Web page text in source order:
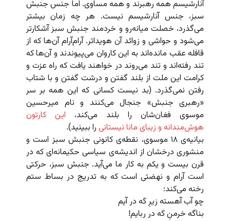
آنارشیسم همه رهبرند و همه مساوی. اما جنس جنبش
سبز، جنس آنارشیسم نیست. هر چه زمان بیشتر
می‌گذرد، خصلت میانه‌رو و خردمند جنبش سبز آشکارتر
می‌شود و حواشی و زوائد آن هویداتر. آرام‌آرام آن‌ها که از
قافله عقب مانده‌اند به این کاروان می‌پیوندند و آن‌ها که
تند رفته‌اند و تند می‌روند در خواهند یافت که راه عزت و
کرامت این ملت از بلند گفتن و درشت گفتن و با شتاب
رفتن نمی‌گذرد. (بد نیست کسانی که این همه بر سر
«رهبری جنبش» جنجال می‌کنند و نام میرحسین
موسوی فغان‌شان را بلند می‌کند، این کارتون
هوش‌مندانه و زیبای مانا نیستانی را ببینید).
بیانیه‌ی ۱۸ موسوی، نقطه‌ی کانونی جنبش سبز است و
منشوری درخشان از اندیشه‌ی سیاسی حکیمانه‌ای که در
قرن بیست و یکم به کار ما می‌آید. جنبش سبز، حرکتی
است آرام و نهضتی است که به تدریج در بساط ستم
رخنه می‌کند:
چو آب آهسته زیرِ کَه در آیم
بناگه خرمنِ کَه در ربایم!